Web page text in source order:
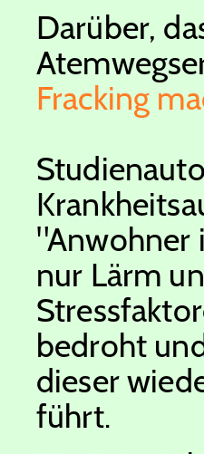
Darüber,
Fracking
"Anwohner
nur Lärm
bedroht
dieser
führt.